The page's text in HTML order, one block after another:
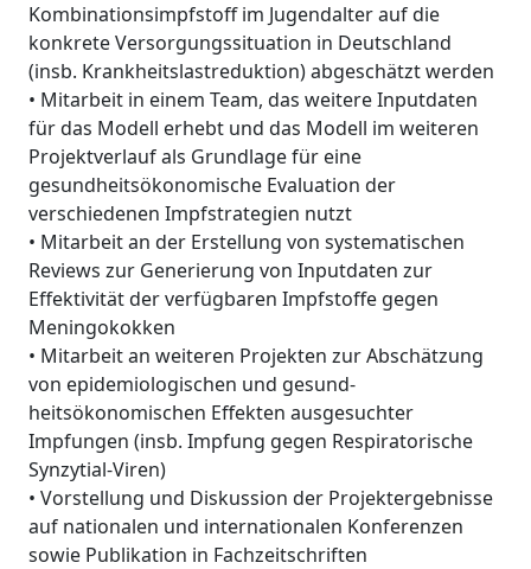
Kombinationsimpfstoff im Jugendalter auf die
konkrete Versorgungssituation in Deutschland
(insb. Krankheitslastreduktion) abgeschätzt werden
• Mitarbeit in einem Team, das weitere Inputdaten
für das Modell erhebt und das Modell im weiteren
Projektverlauf als Grundlage für eine
gesundheitsökonomische Evaluation der
verschiedenen Impfstrategien nutzt
• Mitarbeit an der Erstellung von systematischen
Reviews zur Generierung von Inputdaten zur
Effektivität der verfügbaren Impfstoffe gegen
Meningokokken
• Mitarbeit an weiteren Projekten zur Abschätzung
von epidemiologischen und gesund-
heitsökonomischen Effekten ausgesuchter
Impfungen (insb. Impfung gegen Respiratorische
Synzytial-Viren)
• Vorstellung und Diskussion der Projektergebnisse
auf nationalen und internationalen Konferenzen
sowie Publikation in Fachzeitschriften